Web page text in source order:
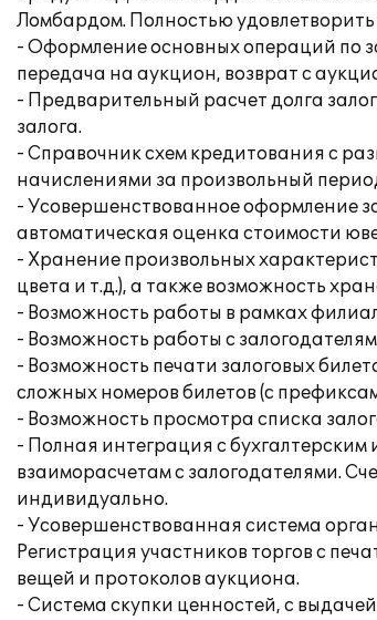
Ломбардом. Полностью
- Оформление основных операций по
передача на аукцион, возврат с
- Предварительный расчет долга
залога.
- Справочник схем кредитования с
начислениями за произвольный
- Усовершенствованное оформление
автоматическая оценка стоимости
- Хранение произвольных
цвета и т.д.), а также возможность
- Возможность работы в рамках
- Возможность работы с
- Возможность печати залоговых
сложных номеров билетов (с
- Возможность просмотра списка
- Полная интеграция с бухгалтерским
взаиморасчетам с залогодателями.
индивидуально.
- Усовершенствованная система
Регистрация участников торгов с
вещей и протоколов аукциона.
- Система скупки ценностей, с